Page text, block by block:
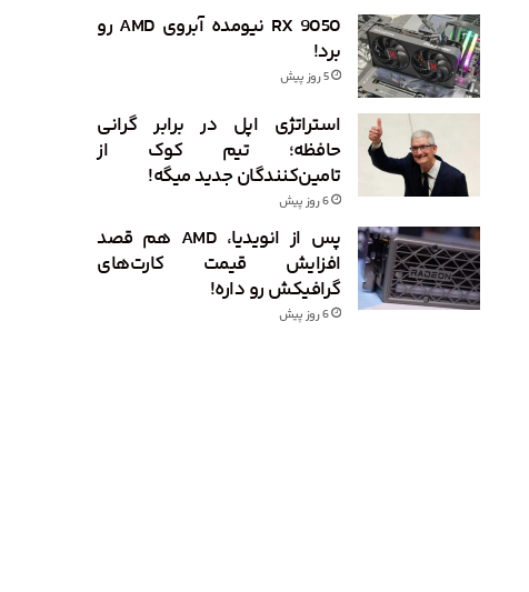
RX 9050 نیومده آبروی AMD رو
برد!
5 روز پیش
استراتژی اپل در برابر گرانی
حافظه؛ تیم کوک از
تامین‌کنندگان جدید میگه!
6 روز پیش
پس از انویدیا، AMD هم قصد
افزایش قیمت کارت‌های
گرافیکش رو داره!
6 روز پیش